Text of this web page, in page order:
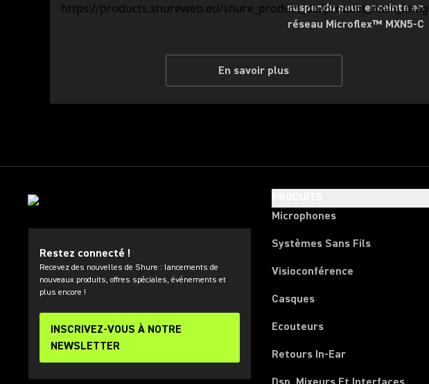
suspendu pour enceinte en
réseau Microflex™ MXN5-C
En savoir plus
Restez connecté !
Recevez des nouvelles de Shure : lancements de
nouveaux produits, offres spéciales, événements et
plus encore !
INSCRIVEZ-VOUS À NOTRE
NEWSLETTER
Microphones
Systèmes Sans Fils
Visioconférence
Casques
Ecouteurs
Retours In-Ear